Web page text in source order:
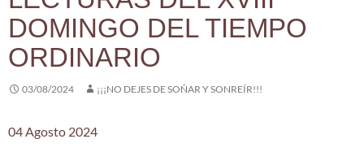
DOMINGO DEL TIEMPO
ORDINARIO
03/08/2024 ¡¡¡NO DEJES DE SOÑAR Y SONREÍR!!!
04 Agosto 2024